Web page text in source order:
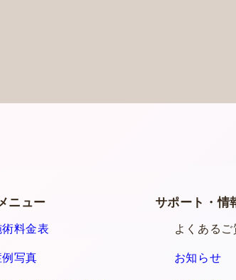
ニュー
術料金表
例写真
サポート・情
よくあるご
お知らせ